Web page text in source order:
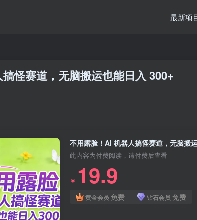
最新项
怪赛道，无脑搬运也能日入 300+
不用露脸！AI 机器人搞怪赛道，无脑搬
此内容为付费阅读，请付费后查看
￥ 19.9
黄金会员 免费 钻石会员 免费